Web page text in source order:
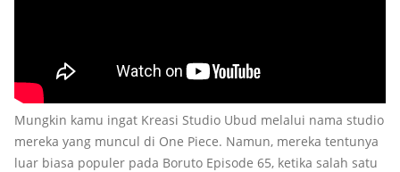
Mungkin kamu ingat Kreasi Studio Ubud melalui nama studio
mereka yang muncul di One Piece. Namun, mereka tentunya
luar biasa populer pada Boruto Episode 65, ketika salah satu